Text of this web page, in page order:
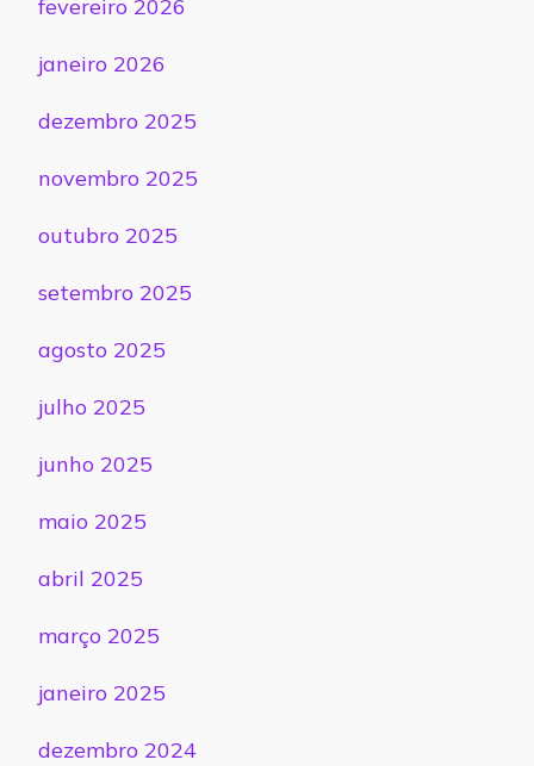
fevereiro 2026
janeiro 2026
dezembro 2025
novembro 2025
outubro 2025
setembro 2025
agosto 2025
julho 2025
junho 2025
maio 2025
abril 2025
março 2025
janeiro 2025
dezembro 2024